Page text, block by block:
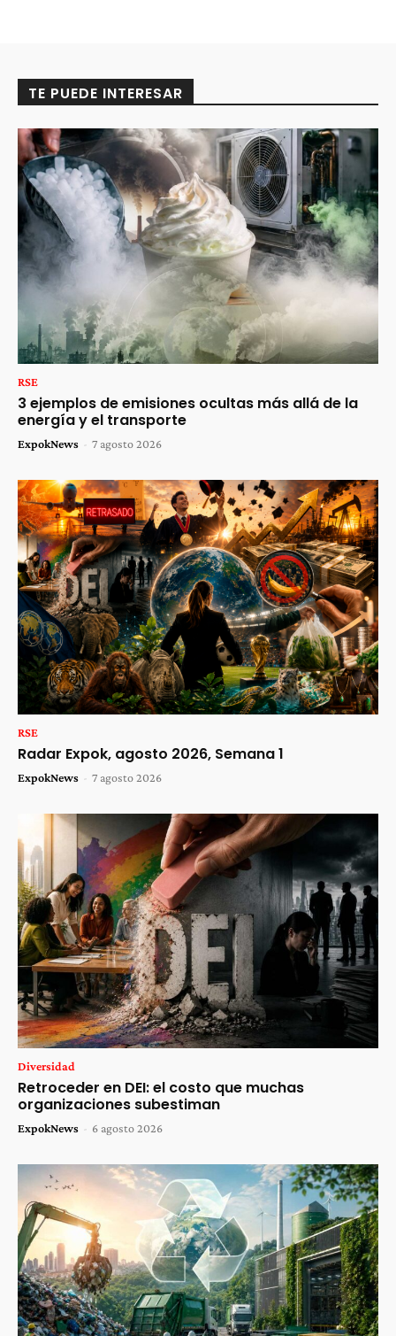
TE PUEDE INTERESAR
RSE
3 ejemplos de emisiones ocultas más allá de la
energía y el transporte
ExpokNews - 7 agosto 2026
RSE
Radar Expok, agosto 2026, Semana 1
ExpokNews - 7 agosto 2026
Diversidad
Retroceder en DEI: el costo que muchas
organizaciones subestiman
ExpokNews - 6 agosto 2026